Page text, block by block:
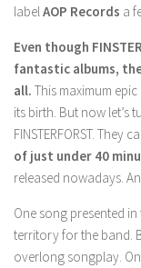
labelAOP Records a
Even though
fantastic albums,
all. This maximum
its birth. But now let’s
FINSTERFORST. They
of just under 40
released nowadays.
One song presented
territory for the band.
overlong songplay.